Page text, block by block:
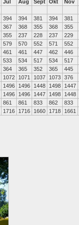
Jul Aug Sept Okt
Nov
394 394 381 394
381
367 368 355 368
355
355 237 228 237
229
579 570 552 571
552
461 461 447 462
446
533 534 517 534
517
364 365 352 365
445
1072 1071 1037 1073 376
1496 1496 1448 1498
1447
1496 1496 1447 1498
1448
861 861 833 862
833
1716 1716 1660 1718 1661